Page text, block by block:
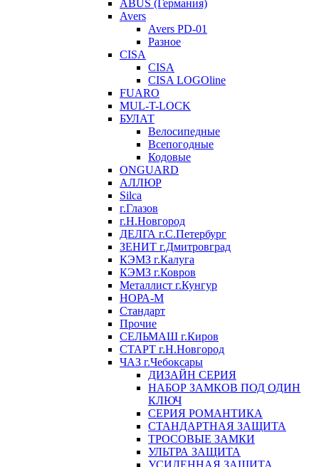
ABUS (Германия)
Avers
Avers PD-01
Разное
CISA
CISA
CISA LOGOline
FUARO
MUL-T-LOCK
БУЛАТ
Велосипедные
Всепогодные
Кодовые
ONGUARD
АЛЛЮР
Silca
г.Глазов
г.Н.Новгород
ДЕЛГА г.С.Петербург
ЗЕНИТ г.Дмитровград
КЭМЗ г.Калуга
КЭМЗ г.Ковров
Металлист г.Кунгур
НОРА-М
Стандарт
Прочие
СЕЛЬМАШ г.Киров
СТАРТ г.Н.Новгород
ЧАЗ г.Чебоксары
ДИЗАЙН СЕРИЯ
НАБОР ЗАМКОВ ПОД ОДИН
КЛЮЧ
СЕРИЯ РОМАНТИКА
СТАНДАРТНАЯ ЗАЩИТА
ТРОСОВЫЕ ЗАМКИ
УЛЬТРА ЗАЩИТА
УСИЛЕННАЯ ЗАЩИТА